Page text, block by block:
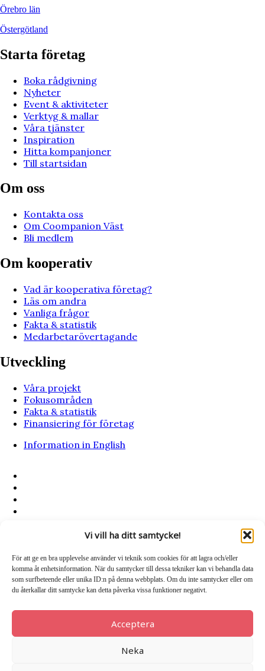
Vi vill ha ditt samtycke!
För att ge en bra upplevelse använder vi teknik som cookies för att lagra och/eller
komma åt enhetsinformation. När du samtycker till dessa tekniker kan vi behandla data
som surfbeteende eller unika ID:n på denna webbplats. Om du inte samtycker eller om
du återkallar ditt samtycke kan detta påverka vissa funktioner negativt.
Acceptera
Neka
Örebro län
Östergötland
Starta företag
Boka rådgivning
Nyheter
Event & aktiviteter
Verktyg & mallar
Våra tjänster
Inspiration
Hitta kompanjoner
Till startsidan
Om oss
Kontakta oss
Om Coompanion Väst
Bli medlem
Om kooperativ
Vad är kooperativa företag?
Läs om andra
Vanliga frågor
Fakta & statistik
Medarbetarövertagande
Utveckling
Våra projekt
Fokusområden
Fakta & statistik
Finansiering för företag
Information in English
Hitta nya samarbeten eller partners!
Nu lanserar vi nya Kompanjoner.se
Nya affärsidéer – Företag som söker kompetens – Samverkan mellan
företag